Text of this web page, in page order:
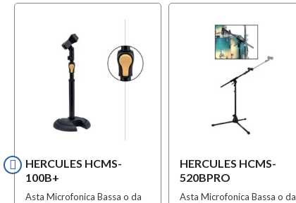
HERCULES HCMS-
100B+
Asta Microfonica Bassa o da
HERCULES HCMS-
520BPRO
Asta Microfonica Bassa o da